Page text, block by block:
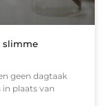
slimme
geen dagtaak
plaats van